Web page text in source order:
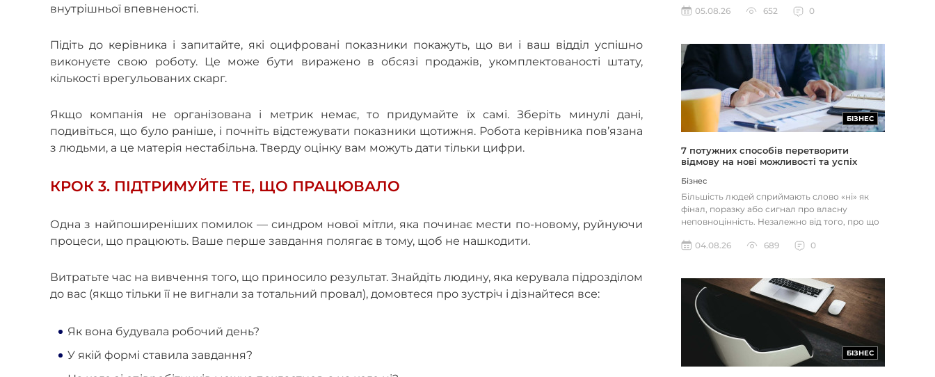
внутрішньої впевненості.
Підіть до керівника і запитайте, які оцифровані показники покажуть, що ви і ваш відділ успішно
виконуєте свою роботу. Це може бути виражено в обсязі продажів, укомплектованості штату,
кількості врегульованих скарг.
Якщо компанія не організована і метрик немає, то придумайте їх самі. Зберіть минулі дані,
подивіться, що було раніше, і почніть відстежувати показники щотижня. Робота керівника пов’язана
з людьми, а це матерія нестабільна. Тверду оцінку вам можуть дати тільки цифри.
КРОК 3. ПІДТРИМУЙТЕ ТЕ, ЩО ПРАЦЮВАЛО
Одна з найпоширеніших помилок — синдром нової мітли, яка починає мести по-новому, руйнуючи
процеси, що працюють. Ваше перше завдання полягає в тому, щоб не нашкодити.
Витратьте час на вивчення того, що приносило результат. Знайдіть людину, яка керувала підрозділом
до вас (якщо тільки її не вигнали за тотальний провал), домовтеся про зустріч і дізнайтеся все:
Як вона будувала робочий день?
У якій формі ставила завдання?
05.08.26
652 0
БІЗНЕС
7 потужних способів перетворити
відмову на нові можливості та успіх
Бізнес
Більшість людей сприймають слово «ні» як
фінал, поразку або сигнал про власну
неповноцінність. Незалежно від того, про що
04.08.26
689 0
БІЗНЕС